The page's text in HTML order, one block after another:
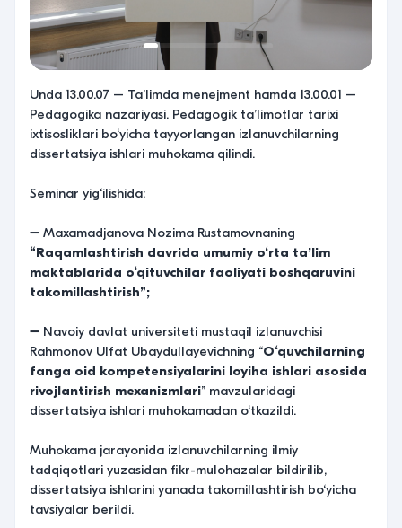
Unda 13.00.07 – Ta’limda menejment hamda 13.00.01 –
Pedagogika nazariyasi. Pedagogik ta’limotlar tarixi
ixtisosliklari bo‘yicha tayyorlangan izlanuvchilarning
dissertatsiya ishlari muhokama qilindi.
Seminar yig‘ilishida:
➖ Maxamadjanova Nozima Rustamovnaning
“Raqamlashtirish davrida umumiy o‘rta ta’lim
maktablarida o‘qituvchilar faoliyati boshqaruvini
takomillashtirish”;
➖ Navoiy davlat universiteti mustaqil izlanuvchisi
Rahmonov Ulfat Ubaydullayevichning “O‘quvchilarning
fanga oid kompetensiyalarini loyiha ishlari asosida
rivojlantirish mexanizmlari” mavzularidagi
dissertatsiya ishlari muhokamadan o‘tkazildi.
Muhokama jarayonida izlanuvchilarning ilmiy
tadqiqotlari yuzasidan fikr-mulohazalar bildirilib,
dissertatsiya ishlarini yanada takomillashtirish bo‘yicha
tavsiyalar berildi.